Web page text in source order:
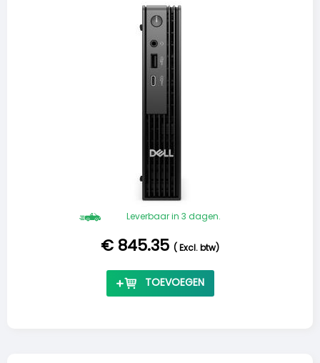
Leverbaar in 3 dagen.
€ 845.35 ( Excl. btw)
TOEVOEGEN